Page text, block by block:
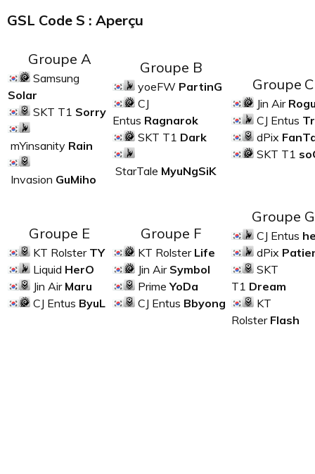
GSL Code S : Aperçu
Groupe A
Samsung
Solar
SKT T1 Sorry
mYinsanity Rain
Invasion GuMiho
Groupe B
yoeFW PartinG
CJ
Entus Ragnarok
SKT T1 Dark
StarTale MyuNgSiK
Groupe C
Jin Air
CJ Entus
dPix
SKT T1
Groupe E
KT Rolster TY
Liquid HerO
Jin Air Maru
CJ Entus ByuL
Groupe F
KT Rolster Life
Jin Air Symbol
PrimeYoDa
CJ Entus Bbyong
Groupe G
CJ Entus
dPix
SKT
T1 Dream
KT
Rolster Flash